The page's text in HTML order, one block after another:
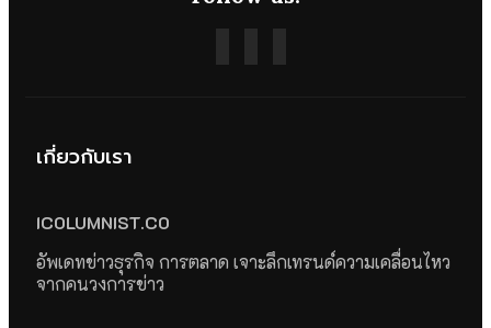
เกี่ยวกับเรา
ICOLUMNIST.CO
อัพเดทข่าวธุรกิจ การตลาด เจาะลึกเทรนด์ความเคลื่อนไหว
จากคนวงการข่าว